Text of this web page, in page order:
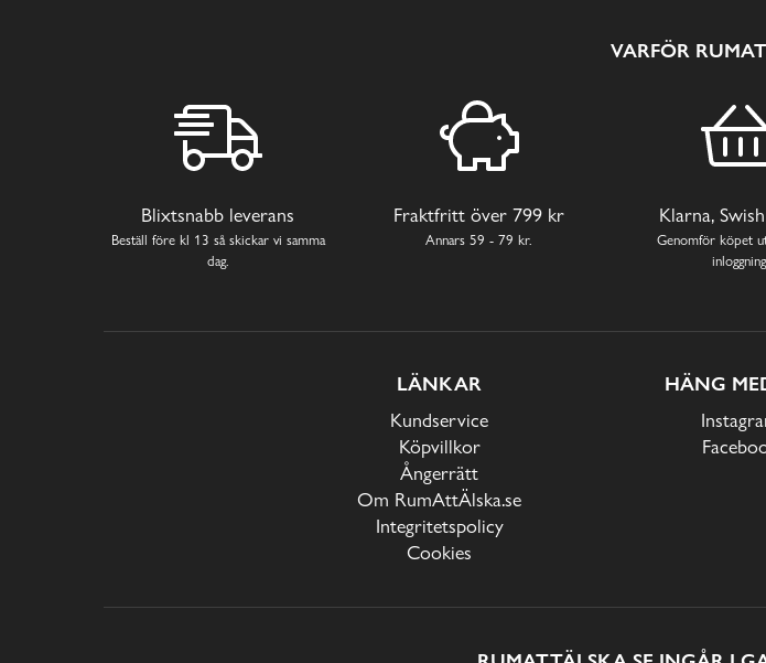
VARFÖR
Blixtsnabb leverans
Beställ före kl 13 så skickar vi samma
dag.
Fraktfritt över 799 kr
Annars 59 - 79 kr.
Klarna,
Genomför köpet
inloggning.
LÄNKAR
Kundservice
Köpvillkor
Ångerrätt
Om RumAttÄlska.se
Integritetspolicy
Cookies
HÄNG